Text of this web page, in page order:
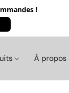
!
À propos